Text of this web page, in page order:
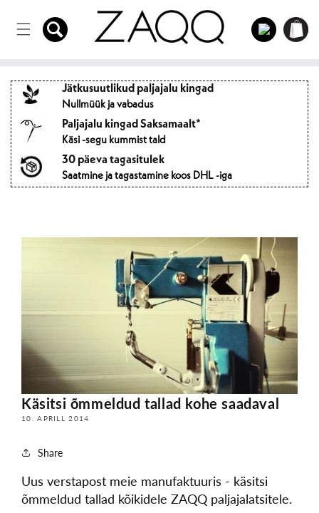
sisule
Sisse
logima
Ostukorvi
Jätkusuutlikud paljajalu kingad
Nullmüük ja vabadus
Paljajalu kingad Saksamaalt*
Käsi -segu kummist tald
30 päeva tagasitulek
Saatmine ja tagastamine koos DHL -iga
Käsitsi õmmeldud tallad kohe saadaval
10. APRILL 2014
Share
Uus verstapost meie manufaktuuris - käsitsi
õmmeldud tallad kõikidele ZAQQ paljajalatsitele.